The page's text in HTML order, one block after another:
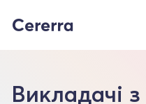
Викладачі